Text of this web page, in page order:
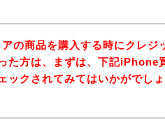
の商品を購入する時にクレジ
た方は、まずは、下記iPhone
ックされてみてはいかがでしょ